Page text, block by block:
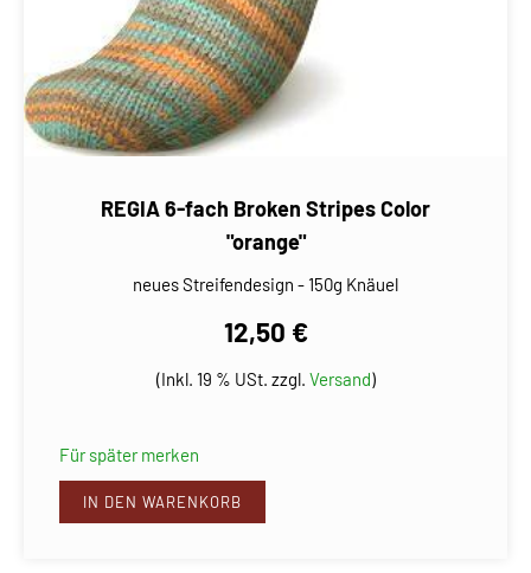
REGIA 6-fach Broken Stripes Color
"orange"
neues Streifendesign - 150g Knäuel
12,50 €
(Inkl. 19 % USt. zzgl. Versand)
Für später merken
IN DEN WARENKORB